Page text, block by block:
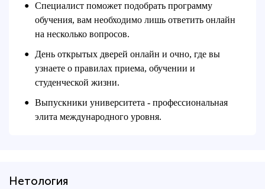
●
Специалист поможет подобрать программу
обучения, вам необходимо лишь ответить онлайн
на несколько вопросов.
●
День открытых дверей онлайн и очно, где вы
узнаете о правилах приема, обучении и
студенческой жизни.
●
Выпускники университета - профессиональная
элита международного уровня.
Нетология